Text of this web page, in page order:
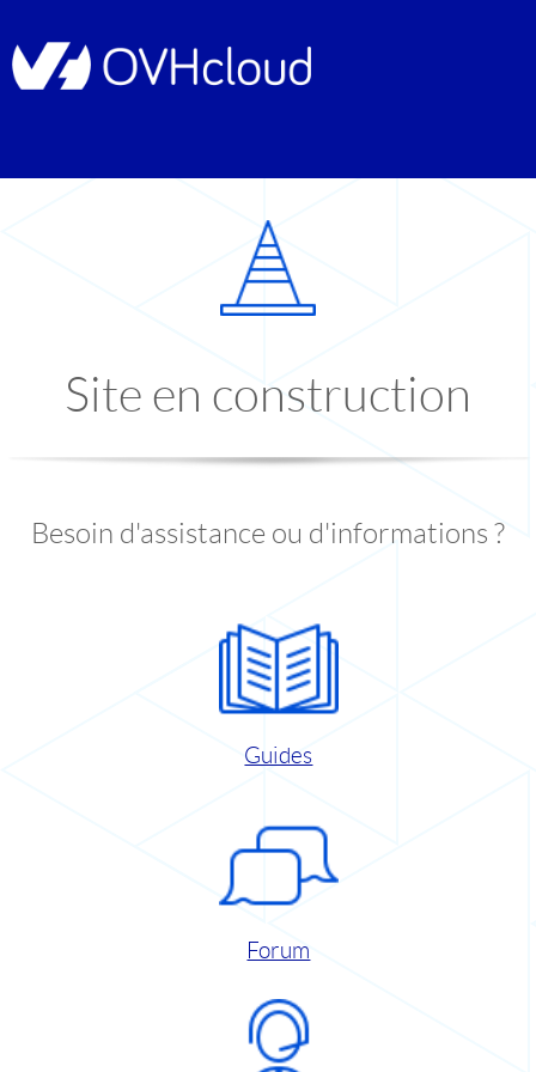
Site en construction
Besoin d'assistance ou d'informations ?
Guides
Forum